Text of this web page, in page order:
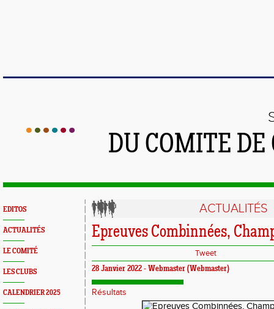
DU COMITE
EDITOS
ACTUALITÉS
LE COMITÉ
LES CLUBS
CALENDRIER 2025
ACTUALITÉS
Epreuves Combinnées,
Tweet
28 Janvier 2022 - Webmaster (Webmaster)
Résultats